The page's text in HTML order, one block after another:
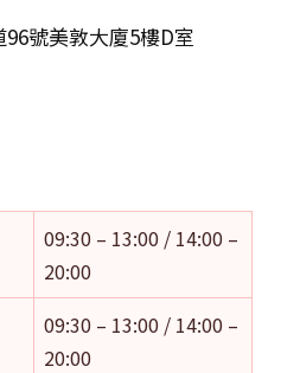
號美敦大廈5樓D室
09:30 – 13:00 / 14:00 –
20:00
09:30 – 13:00 / 14:00 –
20:00